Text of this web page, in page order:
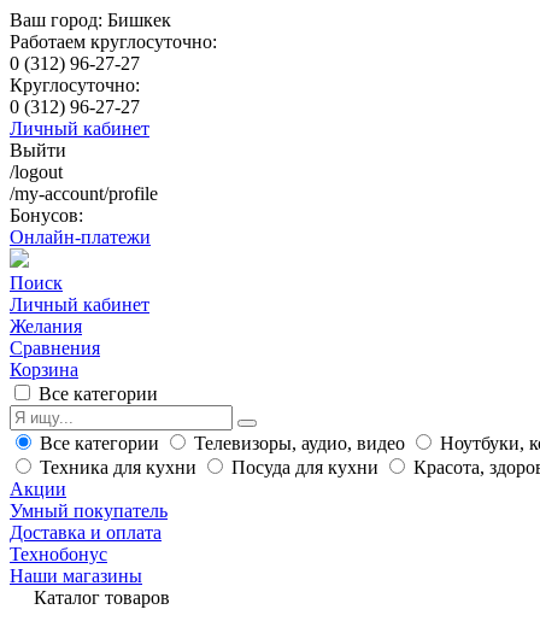
Ваш город: Бишкек
Работаем круглосуточно:
0 (312) 96-27-27
Круглосуточно:
0 (312) 96-27-27
Личный кабинет
Выйти
/logout
/my-account/profile
Бонусов:
Онлайн-платежи
Поиск
Личный кабинет
Желания
Сравнения
Корзина
Все категории
Все категории Телевизоры, аудио, видео
Ноутбуки,
Техника для кухни
Посуда для кухни
Красота,
Акции
Умный покупатель
Доставка и оплата
Технобонус
Наши магазины
Каталог товаров